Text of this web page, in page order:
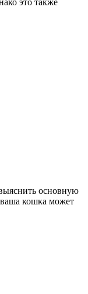
это также
основную
ваша кошка может